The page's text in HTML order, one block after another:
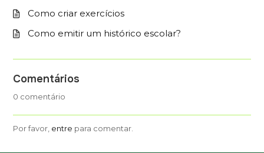
Como criar exercícios
Como emitir um histórico escolar?
Comentários
0 comentário
Por favor, entre para comentar.